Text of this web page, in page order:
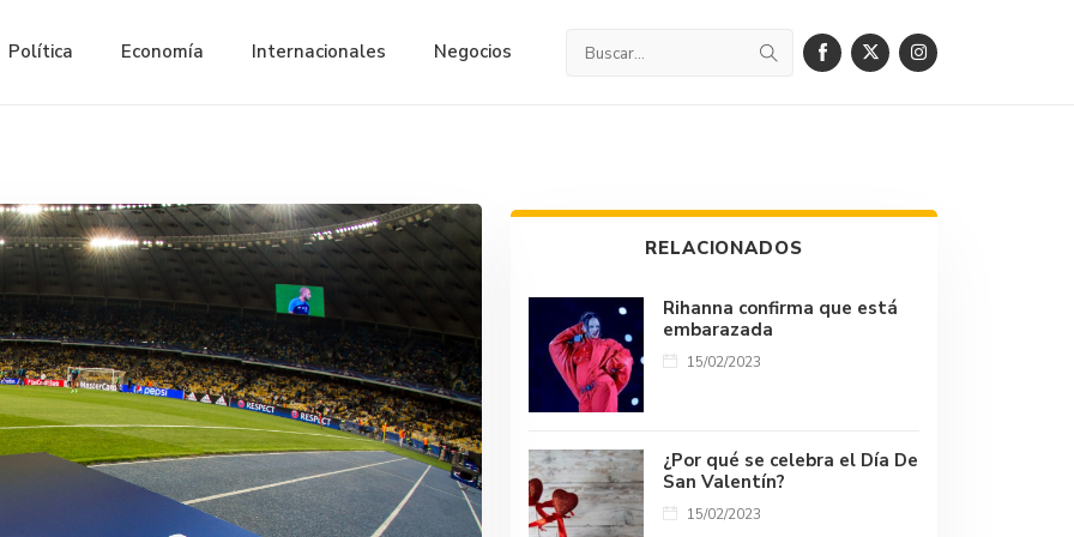
Política Economía Internacionales Negocios
RELACIONADOS
Rihanna confirma que está
embarazada
15/02/2023
¿Por qué se celebra el Día De
San Valentín?
15/02/2023